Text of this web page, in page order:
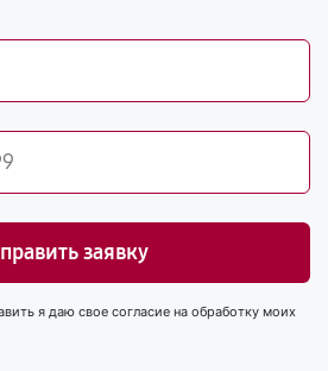
заявку
я даю свое согласие на обработку моих